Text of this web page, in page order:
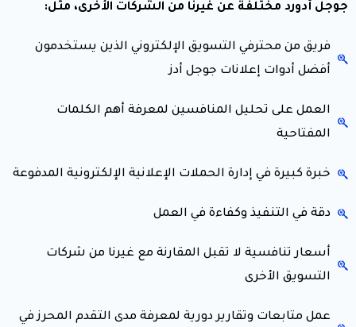
جوجل أدورد مختلفة عن غيرنا من الشركات الأخرى، مثل:
فريق من محترفي التسويق الإلكتروني الذين يستخدمون
أفضل أدوات إعلانات جوجل أدز
العمل على تحليل المنافسين لمعرفة أهم الكلمات
المفتاحية
خبرة كبيرة في إدارة الحملات الإعلانية الإلكترونية المدفوعة
دقة في التنفيذ وكفاءة في العمل
أسعار تنافسية لا تقبل المقارنة مع غيرنا من شركات
التسويق الأخرى
عمل متابعات وتقارير دورية لمعرفة مدى التقدم المحرز في